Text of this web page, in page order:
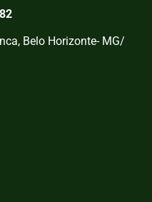
Belo Horizonte- MG/